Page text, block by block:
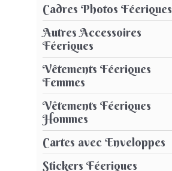
Cadres Photos Féeriques
Autres Accessoires
Féeriques
Vêtements Féeriques
Femmes
Vêtements Féeriques
Hommes
Cartes avec Enveloppes
Stickers Féeriques